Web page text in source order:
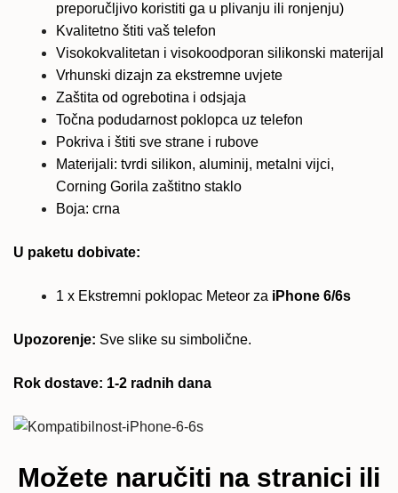
preporučljivo koristiti ga u plivanju ili ronjenju)
Kvalitetno štiti vaš telefon
Visokokvalitetan i visokoodporan silikonski materijal
Vrhunski dizajn za ekstremne uvjete
Zaštita od ogrebotina i odsjaja
Točna podudarnost poklopca uz telefon
Pokriva i štiti sve strane i rubove
Materijali: tvrdi silikon, aluminij, metalni vijci,
Corning Gorila zaštitno staklo
Boja: crna
U paketu dobivate:
1 x Ekstremni poklopac Meteor za iPhone 6/6s
Upozorenje: Sve slike su simbolične.
Rok dostave: 1-2 radnih dana
Možete naručiti na stranici ili